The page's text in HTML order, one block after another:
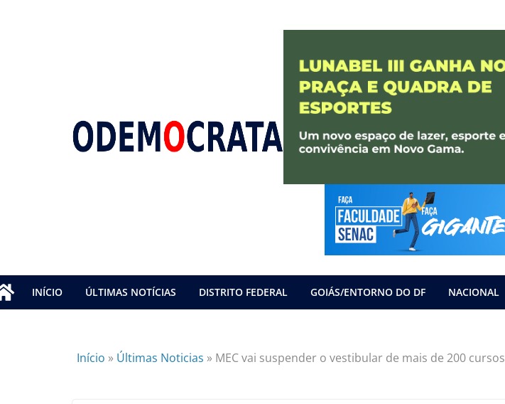
INÍCIO ÚLTIMAS NOTÍCIAS DISTRITO FEDERAL GOIÁS/ENTORNO DO DF NACIONAL
Início » Últimas Noticias » MEC vai suspender o vestibular de mais de 200 cursos